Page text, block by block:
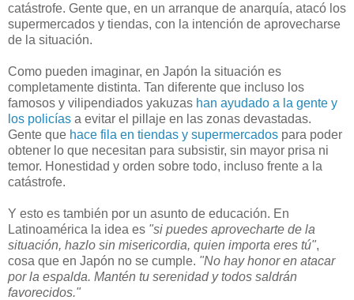
catástrofe. Gente que, en un arranque de anarquía, atacó los
supermercados y tiendas, con la intención de aprovecharse
de la situación.
Como pueden imaginar, en Japón la situación es
completamente distinta. Tan diferente que incluso los
famosos y vilipendiados yakuzas han ayudado a la gente y
los policías a evitar el pillaje en las zonas devastadas.
Gente que hace fila en tiendas y supermercados para poder
obtener lo que necesitan para subsistir, sin mayor prisa ni
temor. Honestidad y orden sobre todo, incluso frente a la
catástrofe.
Y esto es también por un asunto de educación. En
Latinoamérica la idea es "si puedes aprovecharte de la
situación, hazlo sin misericordia, quien importa eres tú",
cosa que en Japón no se cumple. "No hay honor en atacar
por la espalda. Mantén tu serenidad y todos saldrán
favorecidos."